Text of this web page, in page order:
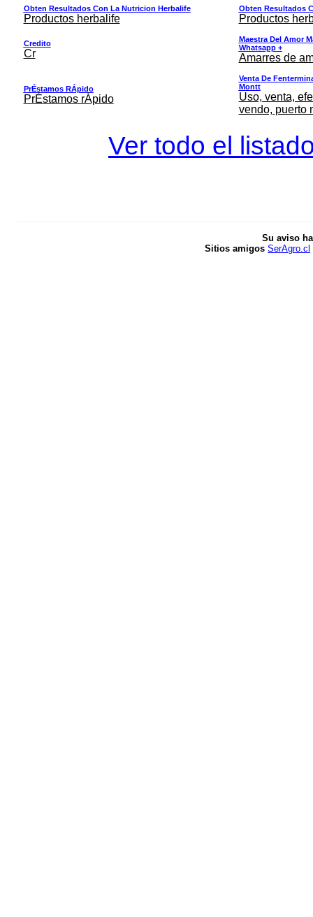
Obten Resultados Con La Nutricion Herbalife
Productos herbalife
Obten Resultados
Productos
Credito
Cr
Maestra Del Amor
Whatsapp +
Amarres de
PrÉstamos RÁpido
PrÉstamos rÁpido
Venta De
Montt
Uso, venta,
vendo, puerto
Ver todo el
Su aviso
Sitios amigos SerAgro.cl